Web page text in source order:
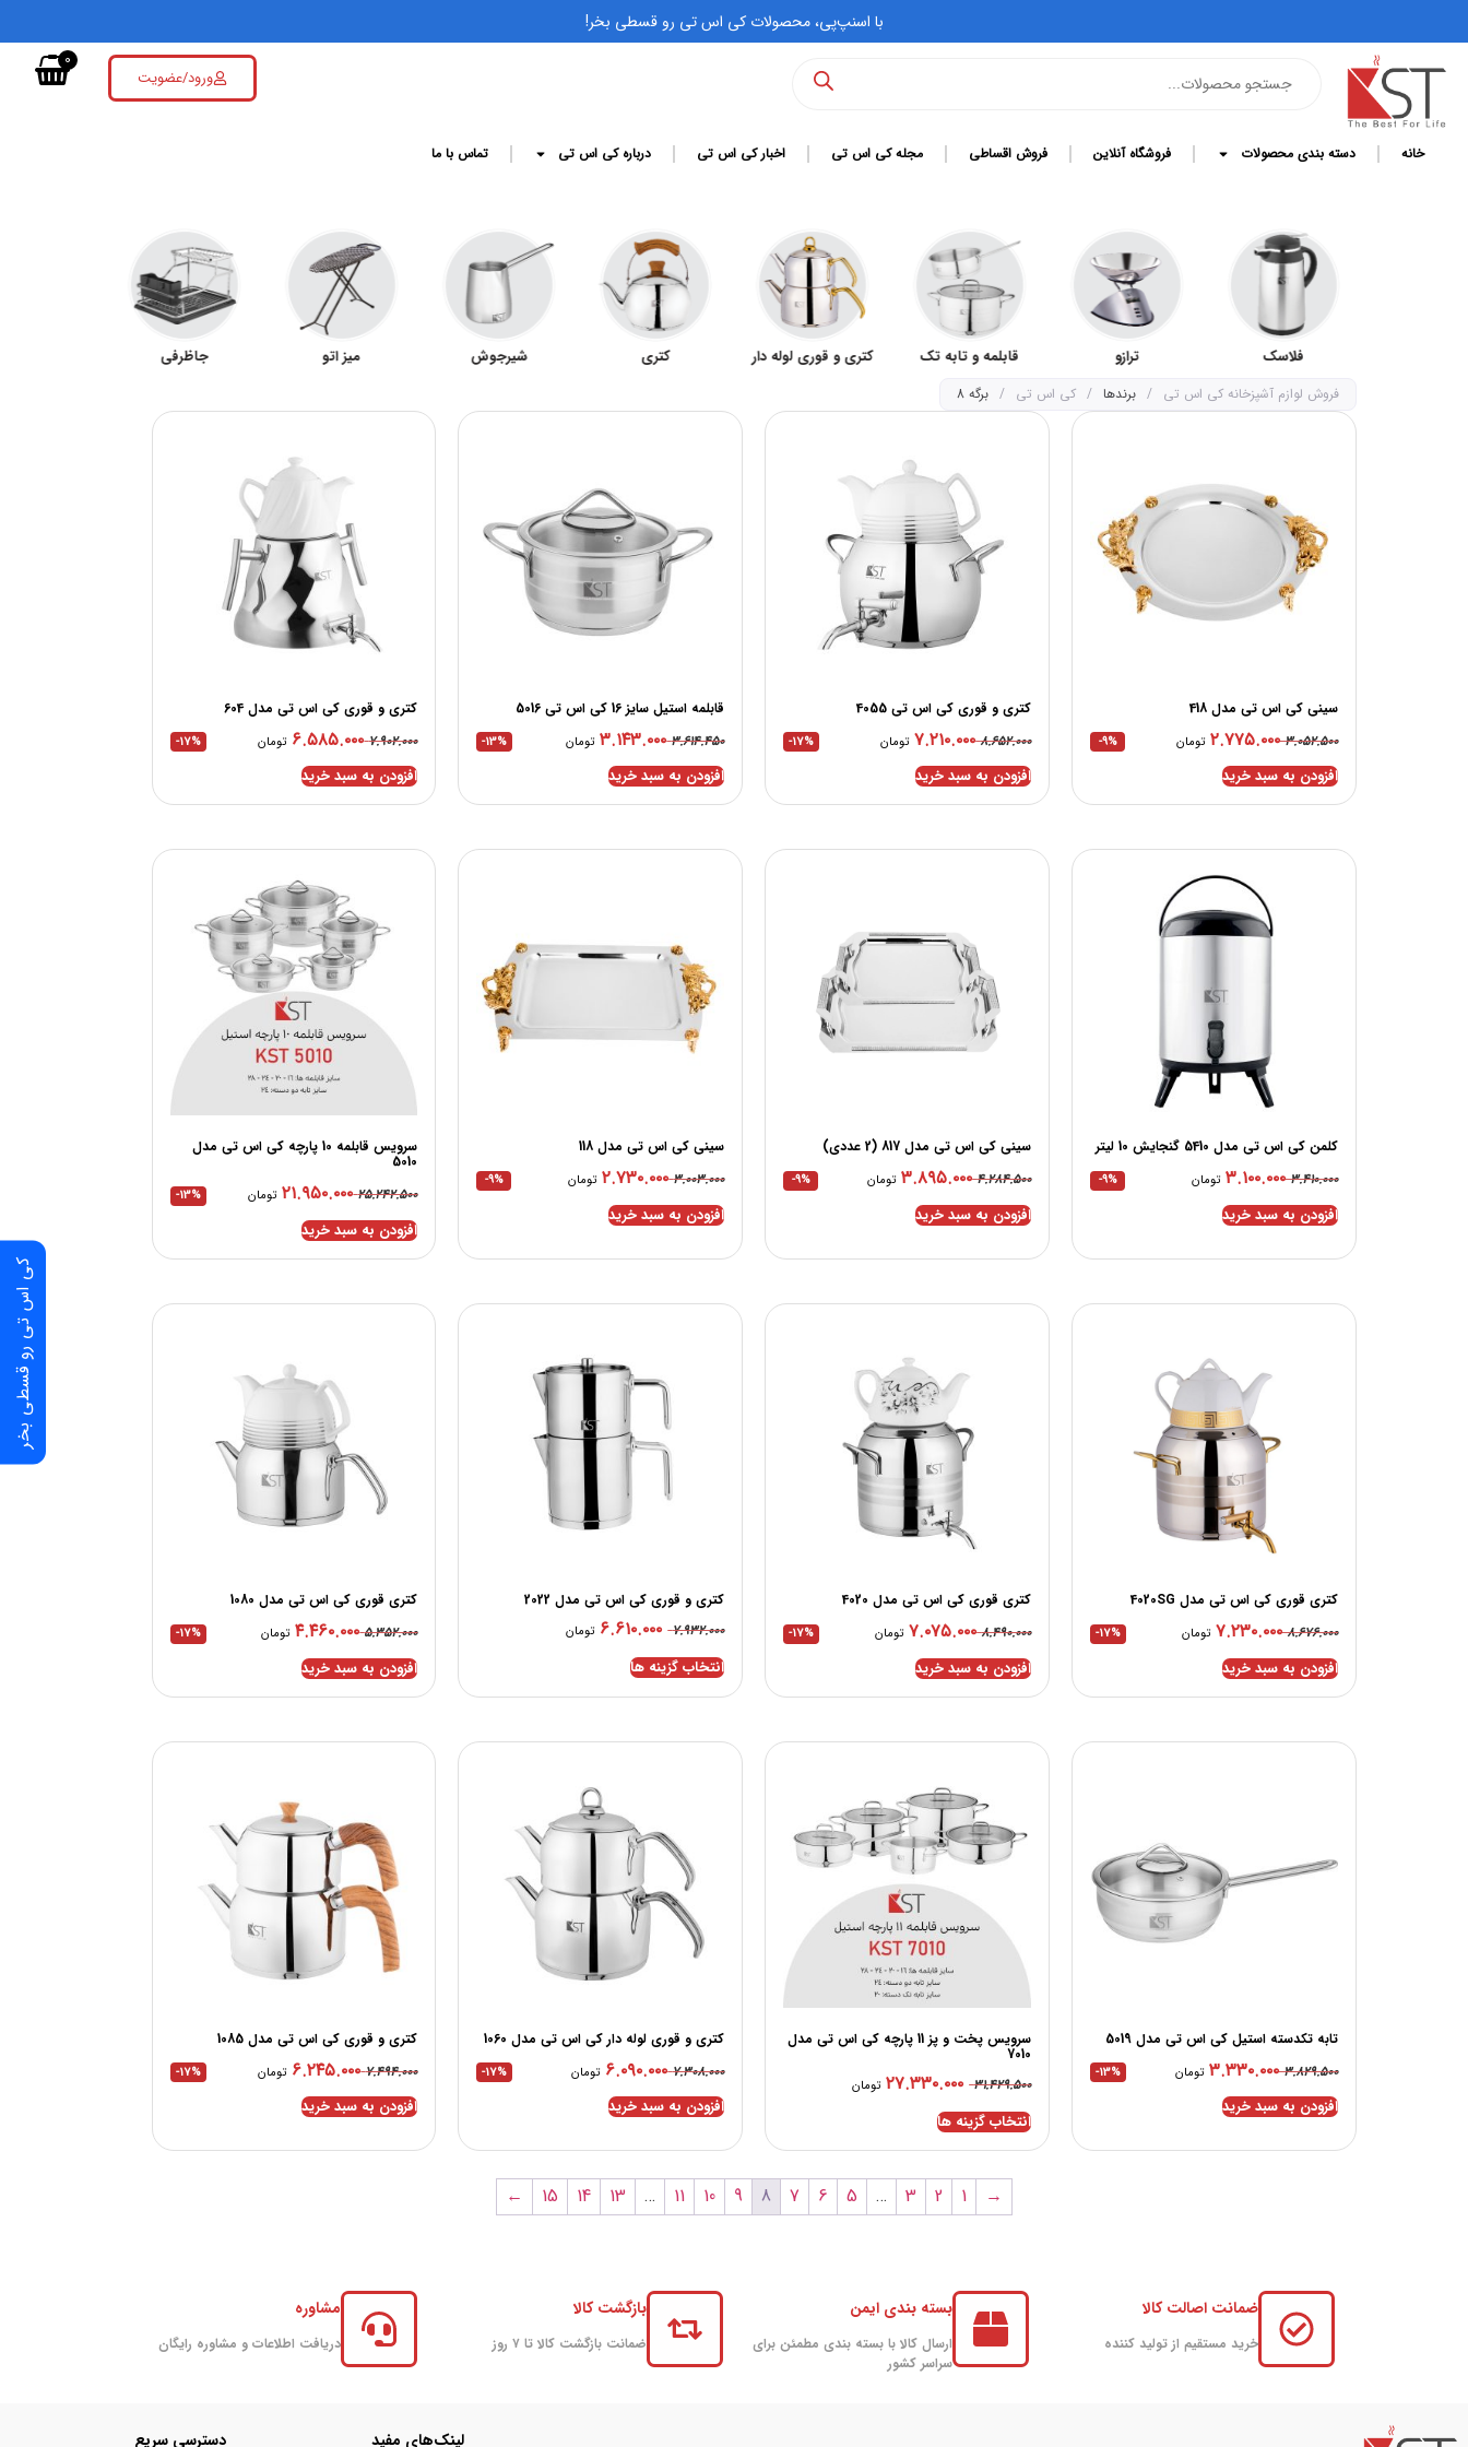
با اسنپ‌پی، محصولات کی اس تی رو قسطی بخر!
ورود/عضویت
0
خانه دسته بندی محصولات فروشگاه آنلاین فروش اقساطی مجله کی اس تی اخبار کی اس تی درباره کی اس تی تماس با ما
فلاسک ترازو قابلمه و تابه تک کتری و قوری لوله دار کتری شیرجوش میز اتو جاظرفی
فروش لوازم آشپزخانه کی اس تی / برندها / کی اس تی / برگه 8
سینی کی اس تی مدل 418
۳.۰۵۲.۵۰۰ ۲.۷۷۵.۰۰۰ تومان -9%
افزودن به سبد خرید
کتری و قوری کی اس تی 4055
۸.۶۵۲.۰۰۰ ۷.۲۱۰.۰۰۰ تومان -17%
افزودن به سبد خرید
قابلمه استیل سایز 16 کی اس تی 5016
۳.۶۱۴.۴۵۰ ۳.۱۴۳.۰۰۰ تومان -13%
افزودن به سبد خرید
کتری و قوری کی اس تی مدل 604
۷.۹۰۲.۰۰۰ ۶.۵۸۵.۰۰۰ تومان -17%
افزودن به سبد خرید
کلمن کی اس تی مدل 5410 گنجایش 10 لیتر
۳.۴۱۰.۰۰۰ ۳.۱۰۰.۰۰۰ تومان -9%
افزودن به سبد خرید
سینی کی اس تی مدل 817 (2 عددی)
۴.۲۸۴.۵۰۰ ۳.۸۹۵.۰۰۰ تومان -9%
افزودن به سبد خرید
سینی کی اس تی مدل 118
۳.۰۰۳.۰۰۰ ۲.۷۳۰.۰۰۰ تومان -9%
افزودن به سبد خرید
سرویس قابلمه 10 پارچه کی اس تی مدل
5010
۲۵.۲۴۲.۵۰۰ ۲۱.۹۵۰.۰۰۰ تومان -13%
افزودن به سبد خرید
کتری قوری کی اس تی مدل 4020SG
۸.۶۷۶.۰۰۰ ۷.۲۳۰.۰۰۰ تومان -17%
افزودن به سبد خرید
کتری قوری کی اس تی مدل 4020
۸.۴۹۰.۰۰۰ ۷.۰۷۵.۰۰۰ تومان -17%
افزودن به سبد خرید
کتری و قوری کی اس تی مدل 2022
۷.۹۳۲.۰۰۰ ۶.۶۱۰.۰۰۰ تومان
انتخاب گزینه ها
کتری قوری کی اس تی مدل 1080
۵.۳۵۲.۰۰۰ ۴.۴۶۰.۰۰۰ تومان -17%
افزودن به سبد خرید
تابه تکدسته استیل کی اس تی مدل 5019
۳.۸۲۹.۵۰۰ ۳.۳۳۰.۰۰۰ تومان -13%
افزودن به سبد خرید
سرویس پخت و پز 11 پارچه کی اس تی مدل
7010
۳۱.۴۲۹.۵۰۰ ۲۷.۳۳۰.۰۰۰ تومان
انتخاب گزینه ها
كتری و قوری لوله دار کی اس تی مدل 1060
۷.۳۰۸.۰۰۰ ۶.۰۹۰.۰۰۰ تومان -17%
افزودن به سبد خرید
کتری و قوری کی اس تی مدل 1085
۷.۴۹۴.۰۰۰ ۶.۲۴۵.۰۰۰ تومان -17%
افزودن به سبد خرید
→
1
2
3
…
5
6
7
8
9
10
11
…
13
14
15
←
کی اس تی رو قسطی بخر
ضمانت اصالت کالا
خرید مستقیم از تولید کننده
بسته بندی ایمن
ارسال کالا با بسته بندی مطمئن برای
سراسر کشور
بازگشت کالا
ضمانت بازگشت کالا تا ۷ روز
مشاوره
دریافت اطلاعات و مشاوره رایگان
لینک‌های مفید دسترسی سریع